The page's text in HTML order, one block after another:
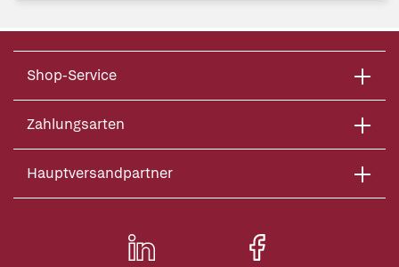
Shop-Service
Zahlungsarten
Hauptversandpartner